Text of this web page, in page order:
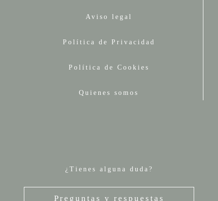
Aviso legal
Política de Privacidad
Política de Cookies
Quienes somos
¿Tienes alguna duda?
Preguntas y respuestas